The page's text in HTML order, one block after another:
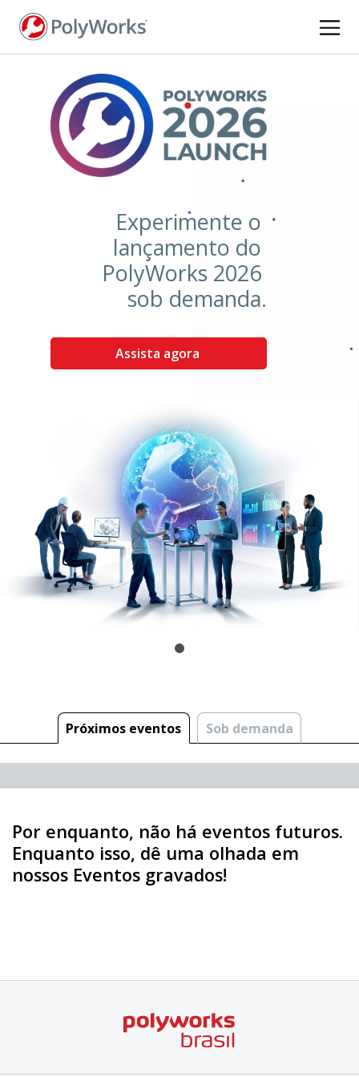
Pular
para
Experimente o
lançamento do
PolyWorks 2026
sob demanda.
Assista agora
Próximos eventos Sob demanda
Por enquanto, não há eventos futuros.
Enquanto isso, dê uma olhada em
nossos Eventos gravados!